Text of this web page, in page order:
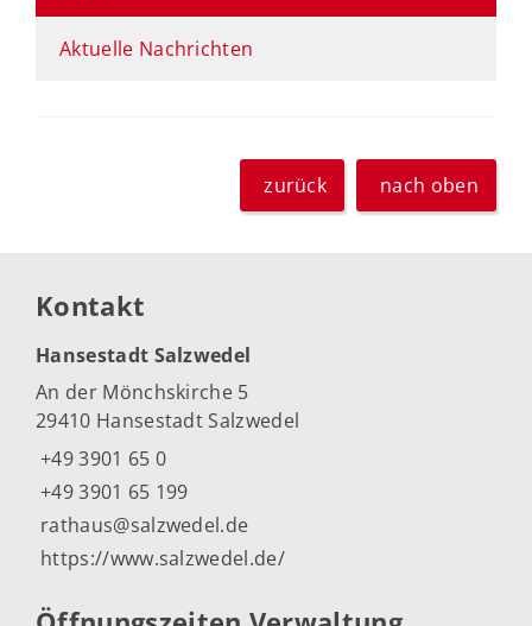
Aktuelle Nachrichten
zurück nach oben
Kontakt
Hansestadt Salzwedel
An der Mönchskirche 5
29410 Hansestadt Salzwedel
+49 3901 65 0
+49 3901 65 199
rathaus@salzwedel.de
https://www.salzwedel.de/